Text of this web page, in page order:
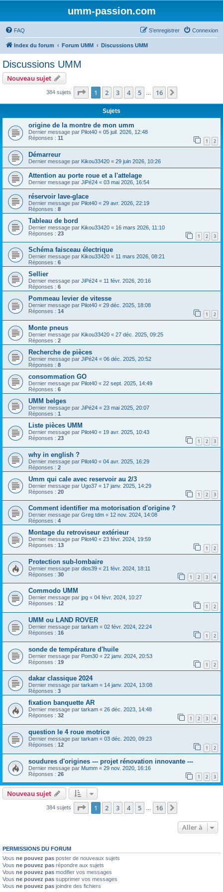
umm-passion.com
FAQ Connexion
S’enregistrer
Index du forum Forum UMM Discussions UMM
Discussions UMM
Nouveau sujet
384 sujets Page 1sur16
1 2 3 4 5 16
Sujets
origine de la montre de mon umm
Dernier message par Pilot40 « 05 juil. 2026, 12:48
Réponses : 11 1 2
Démarreur
Dernier message par Kikou33420 « 29 juin 2026, 10:26
Attention au porte roue et a l'attelage
Dernier message par JiPé24 « 03 mai 2026, 16:54
réservoir lave-glace
Dernier message par Pilot40 « 29 avr. 2026, 22:19
Réponses : 8
Tableau de bord
Dernier message par Kikou33420 « 16 mars 2026, 11:10
Réponses : 23 1 2 3
Schéma faisceau électrique
Dernier message par Kikou33420 « 11 mars 2026, 08:21
Réponses : 6
Sellier
Dernier message par JiPé24 « 11 févr. 2026, 20:16
Réponses : 6
Pommeau levier de vitesse
Dernier message par Pilot40 « 29 déc. 2025, 18:08
Réponses : 14 1 2
Monte pneus
Dernier message par Kikou33420 « 27 déc. 2025, 09:25
Réponses : 2
Recherche de pièces
Dernier message par JiPé24 « 06 déc. 2025, 20:52
Réponses : 8
consommation GO
Dernier message par Pilot40 « 22 sept. 2025, 14:49
Réponses : 6
UMM belges
Dernier message par JiPé24 « 23 mai 2025, 20:07
Réponses : 1
Liste pièces UMM
Dernier message par Pilot40 « 19 avr. 2025, 10:43
Réponses : 23 1 2 3
why in english ?
Dernier message par Pilot40 « 04 avr. 2025, 16:29
Réponses : 2
Umm qui cale avec reservoir au 2/3
Dernier message par Ugo37 « 17 janv. 2025, 14:29
Réponses : 20 1 2 3
Comment identifier ma motorisation d'origine ?
Dernier message par Greg tdm « 12 nov. 2024, 14:08
Réponses : 4
Montage du retroviseur extérieur
Dernier message par Pilot40 « 23 févr. 2024, 19:59
Réponses : 13 1 2
Protection sub-lombaire
Dernier message par dios39 « 21 févr. 2024, 18:11
Réponses : 30 1 2 3 4
Commodo UMM
Dernier message par jpg « 04 févr. 2024, 10:27
Réponses : 12 1 2
UMM ou LAND ROVER
Dernier message par tarkam « 02 févr. 2024, 22:24
Réponses : 16 1 2
sonde de température d'huile
Dernier message par Pom30 « 22 janv. 2024, 20:53
Réponses : 19 1 2
dakar classique 2024
Dernier message par tarkam « 14 janv. 2024, 13:08
Réponses : 3
fixation banquette AR
Dernier message par tarkam « 26 déc. 2023, 14:48
Réponses : 32 1 2 3 4
question le 4 roue motrice
Dernier message par tarkam « 03 déc. 2020, 09:23
Réponses : 12 1 2
soudures d'origines --- projet rénovation innovante ---
Dernier message par Mumm « 29 nov. 2020, 16:16
Réponses : 26 1 2 3
Nouveau sujet
384 sujets Page 1sur16
1 2 3 4 5 16
Aller à
PERMISSIONS DU FORUM
Vous ne pouvez pas poster de nouveaux sujets
Vous ne pouvez pas répondre aux sujets
Vous ne pouvez pas modifier vos messages
Vous ne pouvez pas supprimer vos messages
Vous ne pouvez pas joindre des fichiers